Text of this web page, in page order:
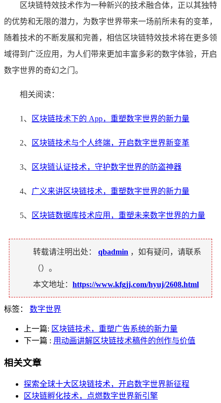
区块链特效技术作为一种新兴的技术融合体，正以其独特
的优势和无限的潜力，为数字世界带来一场前所未有的变革，
随着技术的不断发展和完善，相信区块链特效技术将在更多领
域得到广泛应用，为人们带来更加丰富多彩的数字体验，开启
数字世界的奇幻之门。
相关阅读：
1、 区块链技术下的 App，重塑数字世界的新力量
2、 区块链技术与个人终端，开启数字世界新变革
3、 区块链认证技术，守护数字世界的防盗神器
4、 广义来讲区块链技术，重塑数字世界的新力量
5、 区块链数据库技术应用，重塑未来数字世界的力量
转载请注明出处： qbadmin ，如有疑问，请联系
（）。
本文地址： https://www.kfgjj.com/hyuj/2608.html
标签： 数字世界
上一篇: 区块链技术，重塑广告系统的新力量
下一篇 : 用动画讲解区块链技术稿件的创作与价值
相关文章
探索全球十大区块链技术，开启数字世界新征程
区块链孵化技术，点燃数字世界新引擎